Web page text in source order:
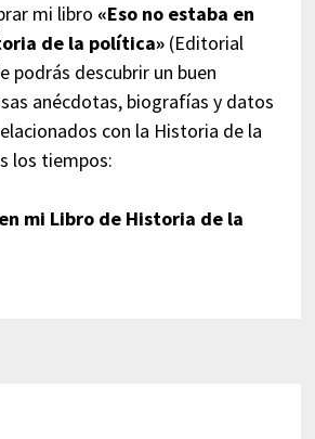
mi libro «Eso no estaba en
de la política»(Editorial
podrás descubrir un buen
anécdotas, biografías y datos
con la Historia de la
los tiempos:
mi Libro de Historia de la